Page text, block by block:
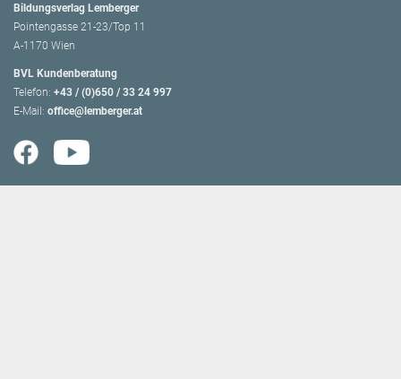
Bildungsverlag Lemberger
Pointengasse 21-23/Top 11
A-1170 Wien
BVL Kundenberatung
Telefon: +43 / (0)650 / 33 24 997
E-Mail: office@lemberger.at